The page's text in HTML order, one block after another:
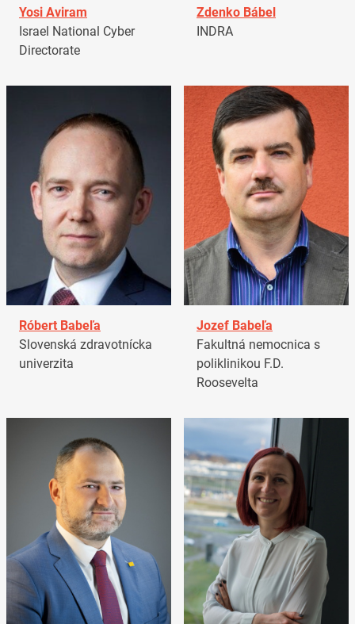
Yosi Aviram
Israel National Cyber
Directorate
Zdenko Bábel
INDRA
Róbert Babeľa
Slovenská zdravotnícka
univerzita
Jozef Babeľa
Fakultná nemocnica s
poliklinikou F.D.
Roosevelta